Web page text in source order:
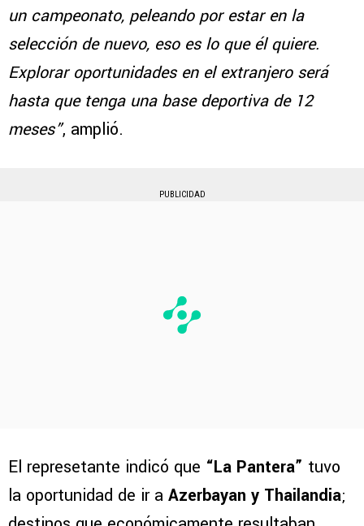
un campeonato, peleando por estar en la
selección de nuevo, eso es lo que él quiere.
Explorar oportunidades en el extranjero será
hasta que tenga una base deportiva de 12
meses”, amplió.
PUBLICIDAD
El represetante indicó que “La Pantera” tuvo
la oportunidad de ir a Azerbayan y Thailandia;